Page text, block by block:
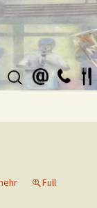
Suchen
nach:
Full